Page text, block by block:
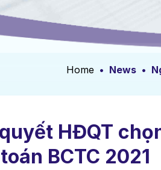
Home • News •
HĐQT
BCTC 2021